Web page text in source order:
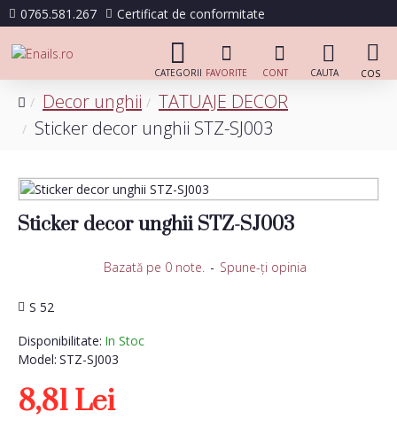
0765.581.267 Certificat de conformitate
Decor unghii
TATUAJE DECOR
Sticker decor unghii STZ-SJ003
Sticker decor unghii STZ-SJ003
Disponibilitate: In Stoc
Model: STZ-SJ003
S 52
Bazată pe 0 note. - Spune-ţi opinia
8,81 Lei